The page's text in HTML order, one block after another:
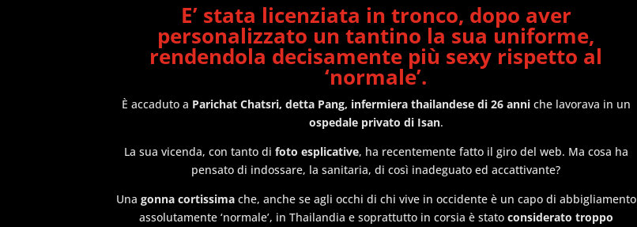
E’ stata licenziata in tronco, dopo aver
personalizzato un tantino la sua uniforme,
rendendola decisamente più sexy rispetto al
‘normale’.
È accaduto a Parichat Chatsri, detta Pang, infermiera thailandese di 26 anni che lavorava in un
ospedale privato di Isan.
La sua vicenda, con tanto di foto esplicative, ha recentemente fatto il giro del web. Ma cosa ha
pensato di indossare, la sanitaria, di così inadeguato ed accattivante?
Una gonna cortissimache, anche se agli occhi di chi vive in occidente è un capo di abbigliamento
assolutamente ‘normale’, in Thailandia e soprattutto in corsia è stato considerato troppo